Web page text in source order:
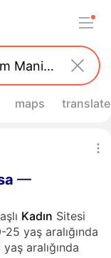
maps translate
—
Kadın Sitesi
yaş aralığında
aralığında